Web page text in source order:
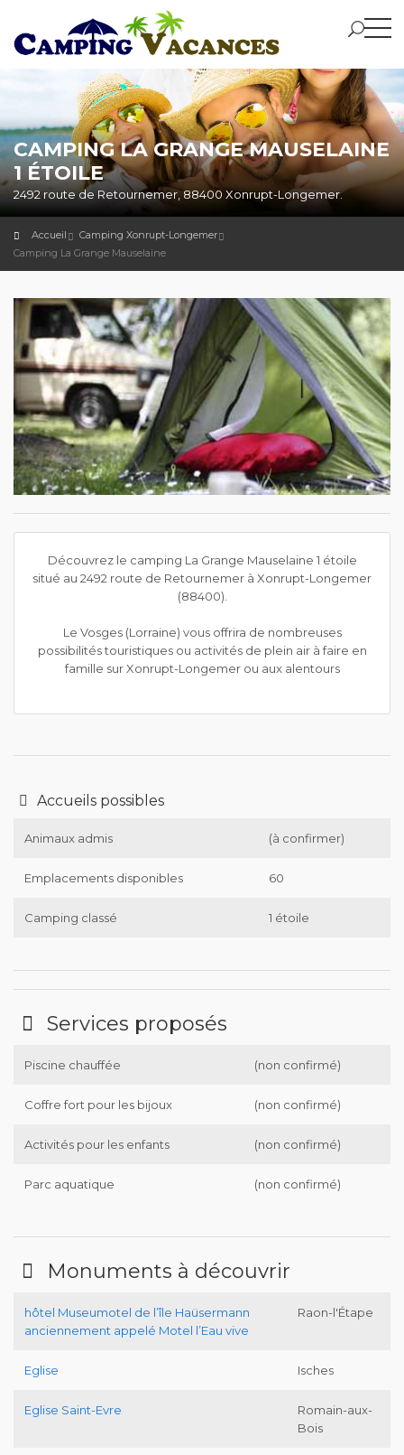
CAMPING LA GRANGE MAUSELAINE
1 ÉTOILE
2492 route de Retournemer, 88400 Xonrupt-Longemer.
Accueil
Camping Xonrupt-Longemer
Camping La Grange Mauselaine
Découvrez le camping La Grange Mauselaine 1 étoile
situé au 2492 route de Retournemer à Xonrupt-Longemer
(88400).
Le Vosges (Lorraine) vous offrira de nombreuses
possibilités touristiques ou activités de plein air à faire en
famille sur Xonrupt-Longemer ou aux alentours
Accueils possibles
Animaux admis (à confirmer)
Emplacements disponibles 60
Camping classé 1 étoile
Services proposés
Piscine chauffée (non confirmé)
Coffre fort pour les bijoux (non confirmé)
Activités pour les enfants (non confirmé)
Parc aquatique (non confirmé)
Monuments à découvrir
hôtel Museumotel de l’île Haüsermann
anciennement appelé Motel l’Eau vive
Raon-l'Étape
Eglise Isches
Eglise Saint-Evre
Romain-aux-
Bois